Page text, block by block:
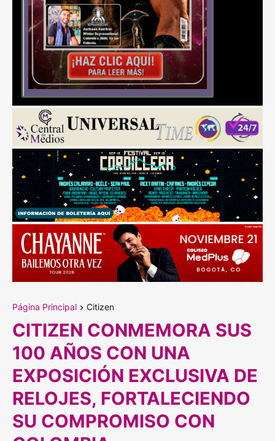
Página Principal Citizen
CITIZEN CONMEMORA SUS
100 AÑOS CON UNA
EXPOSICIÓN EXCLUSIVA DE
RELOJES, FORTALECIENDO
SU COMPROMISO CON